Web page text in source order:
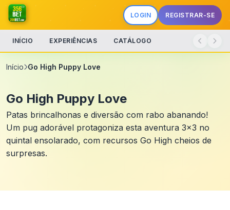
LOGIN REGISTRAR-SE
INÍCIO EXPERIÊNCIAS CATÁLOGO
Início Go High Puppy Love
Go High Puppy Love
Patas brincalhonas e diversão com rabo abanando!
Um pug adorável protagoniza esta aventura 3×3 no
quintal ensolarado, com recursos Go High cheios de
surpresas.